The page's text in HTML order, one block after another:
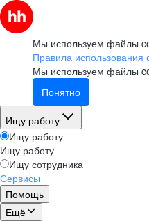
Мы используем файлы
Правила
Мы используем файлы
Понятно
Ищу работу
Ищу работу
Ищу работу
Ищу сотрудника
Сервисы
Помощь
Ещё